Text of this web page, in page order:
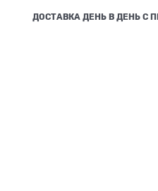
ДОСТАВКА ДЕНЬ В ДЕНЬ С